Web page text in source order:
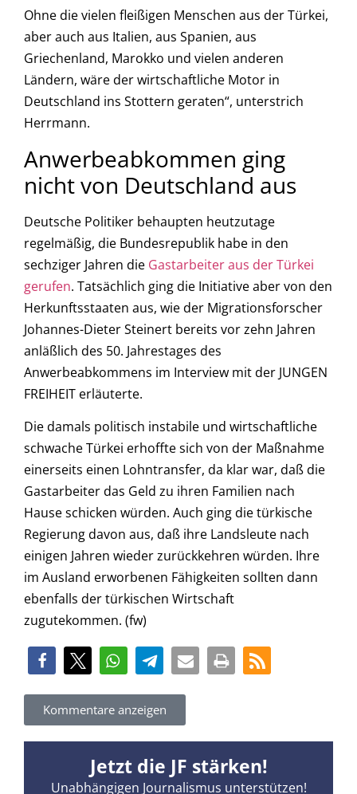
Ohne die vielen fleißigen Menschen aus der Türkei,
aber auch aus Italien, aus Spanien, aus
Griechenland, Marokko und vielen anderen
Ländern, wäre der wirtschaftliche Motor in
Deutschland ins Stottern geraten“, unterstrich
Herrmann.
Anwerbeabkommen ging
nicht von Deutschland aus
Deutsche Politiker behaupten heutzutage
regelmäßig, die Bundesrepublik habe in den
sechziger Jahren die Gastarbeiter aus der Türkei
gerufen. Tatsächlich ging die Initiative aber von den
Herkunftsstaaten aus, wie der Migrationsforscher
Johannes-Dieter Steinert bereits vor zehn Jahren
anläßlich des 50. Jahrestages des
Anwerbeabkommens im Interview mit der JUNGEN
FREIHEIT erläuterte.
Die damals politisch instabile und wirtschaftliche
schwache Türkei erhoffte sich von der Maßnahme
einerseits einen Lohntransfer, da klar war, daß die
Gastarbeiter das Geld zu ihren Familien nach
Hause schicken würden. Auch ging die türkische
Regierung davon aus, daß ihre Landsleute nach
einigen Jahren wieder zurückkehren würden. Ihre
im Ausland erworbenen Fähigkeiten sollten dann
ebenfalls der türkischen Wirtschaft
zugutekommen. (fw)
Kommentare anzeigen
Jetzt die JF stärken!
Unabhängigen Journalismus unterstützen!